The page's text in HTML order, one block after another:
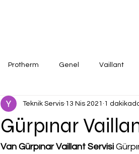
Protherm Genel Vaillant
Gürpınar
Teknik Servis 13 Nis 2021 1
Van Gürpınar Vaillant Servisi